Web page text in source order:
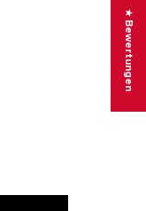
★ Bewertungen